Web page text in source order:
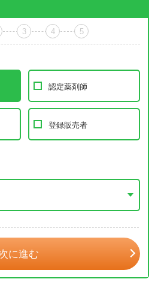
3 4 5
認定薬剤師
登録販売者
に進む